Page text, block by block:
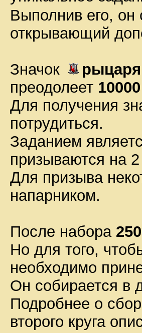
Выполнив его,
открывающий
Значок
рыцаря
преодолеет
Для получения
потрудиться.
Заданием
призываются на
Для призыва
напарником.
После набора
Но для того,
необходимо
Он собирается в
Подробнее о
второго круга